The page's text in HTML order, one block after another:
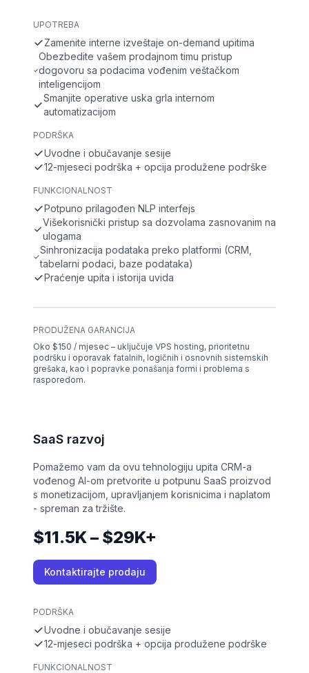
UPOTREBA
Zamenite interne izveštaje on-demand upitima
Obezbedite vašem prodajnom timu pristup
dogovoru sa podacima vođenim veštačkom
inteligencijom
Smanjite operative uska grla internom
automatizacijom
PODRŠKA
Uvodne i obučavanje sesije
12-mjeseci podrška + opcija produžene podrške
FUNKCIONALNOST
Potpuno prilagođen NLP interfejs
Višekorisnički pristup sa dozvolama zasnovanim na
ulogama
Sinhronizacija podataka preko platformi (CRM,
tabelarni podaci, baze podataka)
Praćenje upita i istorija uvida
PRODUŽENA GARANCIJA
Oko $150 / mjesec – uključuje VPS hosting, prioritetnu
podršku i oporavak fatalnih, logičnih i osnovnih sistemskih
grešaka, kao i popravke ponašanja formi i problema s
rasporedom.
SaaS razvoj
Pomažemo vam da ovu tehnologiju upita CRM-a
vođenog AI-om pretvorite u potpunu SaaS proizvod
s monetizacijom, upravljanjem korisnicima i naplatom
- spreman za tržište.
$11.5K – $29K+
Kontaktirajte prodaju
PODRŠKA
Uvodne i obučavanje sesije
12-mjeseci podrška + opcija produžene podrške
FUNKCIONALNOST